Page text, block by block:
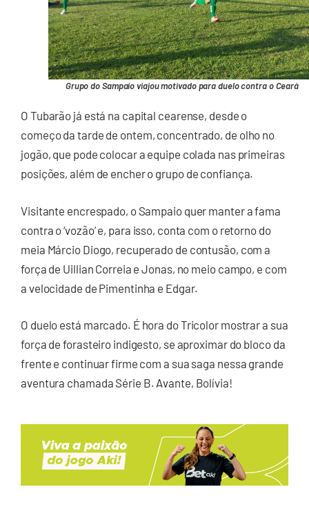
Grupo do Sampaio viajou motivado para duelo contra o Ceará
O Tubarão já está na capital cearense, desde o
começo da tarde de ontem, concentrado, de olho no
jogão, que pode colocar a equipe colada nas primeiras
posições, além de encher o grupo de confiança.
Visitante encrespado, o Sampaio quer manter a fama
contra o ‘vozão’ e, para isso, conta com o retorno do
meia Márcio Diogo, recuperado de contusão, com a
força de Uillian Correia e Jonas, no meio campo, e com
a velocidade de Pimentinha e Edgar.
O duelo está marcado. É hora do Tricolor mostrar a sua
força de forasteiro indigesto, se aproximar do bloco da
frente e continuar firme com a sua saga nessa grande
aventura chamada Série B. Avante, Bolívia!